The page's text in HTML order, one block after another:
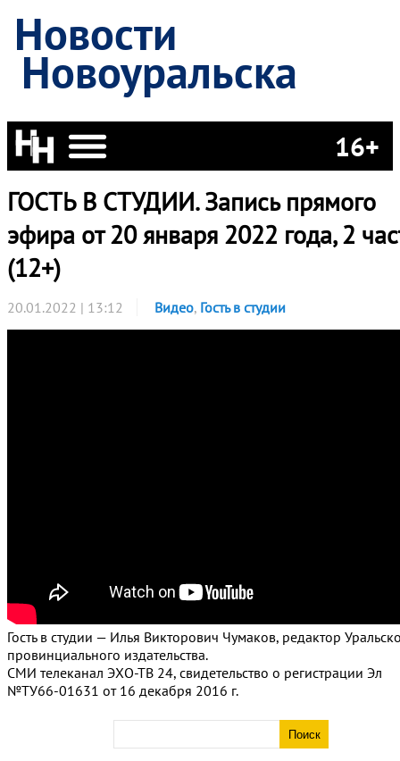
Новости
Новоуральска
16+
ГОСТЬ В СТУДИИ. Запись прямого
эфира от 20 января 2022 года, 2
(12+)
20.01.2022 | 13:12 Видео, Гость в студии
Гость в студии — Илья Викторович Чумаков, редактор
провинциального издательства.
СМИ телеканал ЭХО-ТВ 24, свидетельство о регистрации Эл
№ТУ66-01631 от 16 декабря 2016 г.